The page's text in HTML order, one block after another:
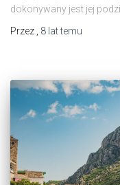
dokonywany jest jej
Przez
8 lattemu